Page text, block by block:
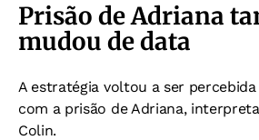
Prisão de Adriana
mudou de data
A estratégia voltou a ser
com a prisão de Adriana,
Colin.